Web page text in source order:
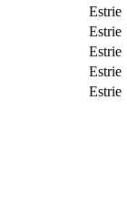
Estrie
Estrie
Estrie
Estrie
Estrie